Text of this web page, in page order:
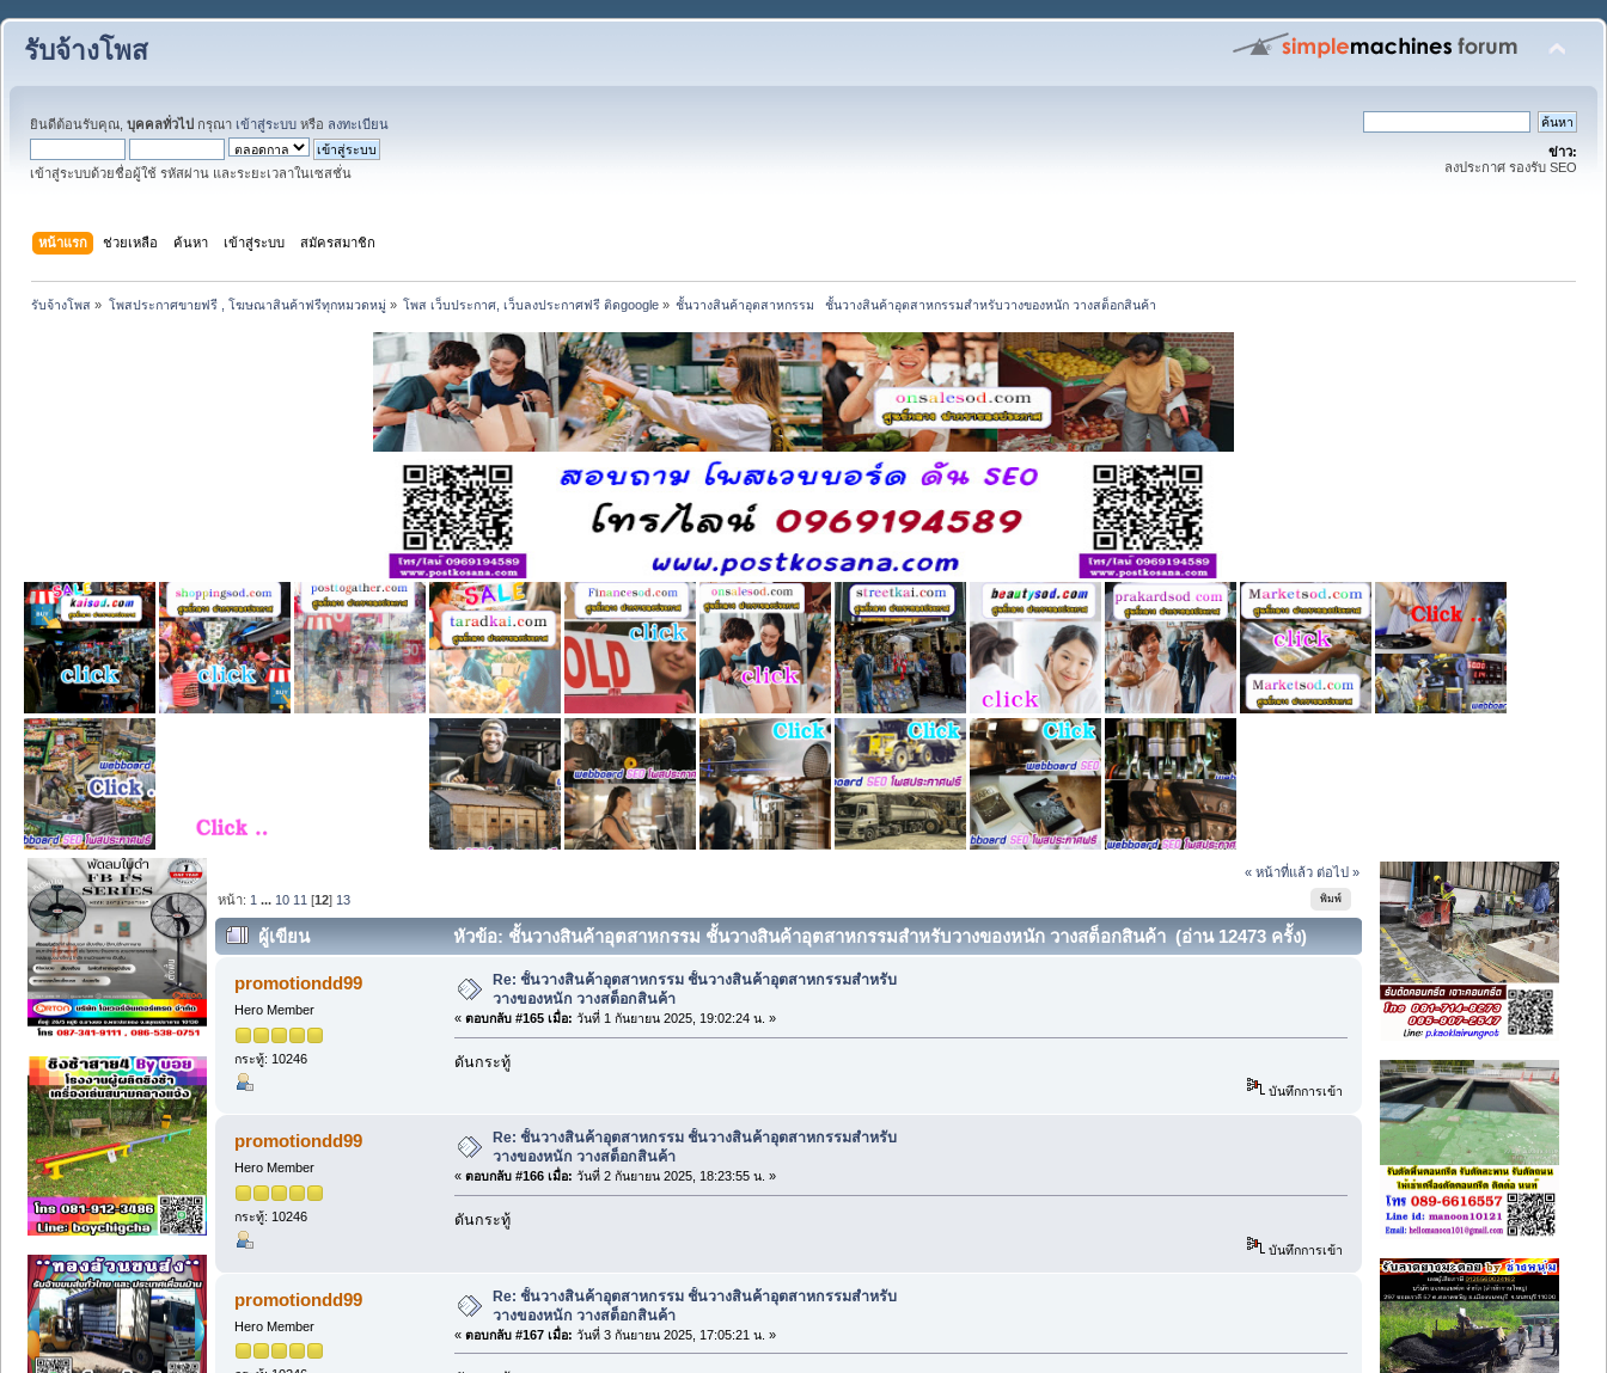
รับจ้างโพส
ยินดีต้อนรับคุณ, บุคคลทั่วไป กรุณา เข้าสู่ระบบ หรือ ลงทะเบียน
เข้าสู่ระบบด้วยชื่อผู้ใช้ รหัสผ่าน และระยะเวลาในเซสชั่น
ข่าว:
ลงประกาศ รองรับ SEO
หน้าแรก ช่วยเหลือ ค้นหา เข้าสู่ระบบ สมัครสมาชิก
รับจ้างโพส » โพสประกาศขายฟรี , โฆษณาสินค้าฟรีทุกหมวดหมู่» โพส เว็บประกาศ, เว็บลงประกาศฟรี ติดgoogle» ชั้นวางสินค้าอุตสาหกรรม   ชั้นวางสินค้าอุตสาหกรรมสำหรับวางของหนัก วางสต็อกสินค้า
« หน้าที่แล้ว ต่อไป »
พิมพ์
หน้า: 1 ... 10 11 [12] 13
ผู้เขียน หัวข้อ: ชั้นวางสินค้าอุตสาหกรรม ชั้นวางสินค้าอุตสาหกรรมสำหรับวางของหนัก วางสต็อกสินค้า (อ่าน 12473 ครั้ง)
promotiondd99
Hero Member
กระทู้: 10246
Re: ชั้นวางสินค้าอุตสาหกรรม ชั้นวางสินค้าอุตสาหกรรมสำหรับ
วางของหนัก วางสต็อกสินค้า
« ตอบกลับ #165 เมื่อ: วันที่ 1 กันยายน 2025, 19:02:24 น. »
ดันกระทู้
บันทึกการเข้า
promotiondd99
Hero Member
กระทู้: 10246
Re: ชั้นวางสินค้าอุตสาหกรรม ชั้นวางสินค้าอุตสาหกรรมสำหรับ
วางของหนัก วางสต็อกสินค้า
« ตอบกลับ #166 เมื่อ: วันที่ 2 กันยายน 2025, 18:23:55 น. »
ดันกระทู้
บันทึกการเข้า
promotiondd99
Hero Member
Re: ชั้นวางสินค้าอุตสาหกรรม ชั้นวางสินค้าอุตสาหกรรมสำหรับ
วางของหนัก วางสต็อกสินค้า
« ตอบกลับ #167 เมื่อ: วันที่ 3 กันยายน 2025, 17:05:21 น. »